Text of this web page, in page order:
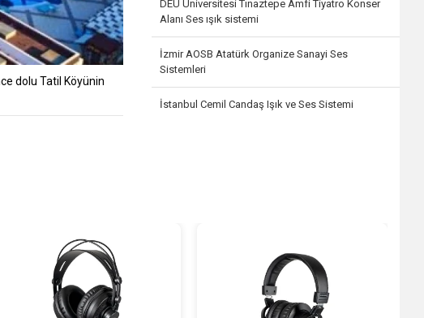
dolu Tatil Köyünin
DEU Üniversitesi Tınaztepe Amfi Tiyatro Konser
Alanı Ses ışık sistemi
İzmir AOSB Atatürk Organize Sanayi Ses
Sistemleri
İstanbul Cemil Candaş Işık ve Ses Sistemi